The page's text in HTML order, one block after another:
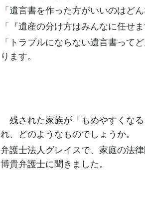
「遺言書を作った方がいいのはどん
「『遺産の分け方はみんなに任せ
「トラブルにならない遺言書って
ります。
残された家族が「もめやすくな
れ、どのようなものでしょうか。
弁護士法人グレイスで、家庭の法
博貴弁護士に聞きました。